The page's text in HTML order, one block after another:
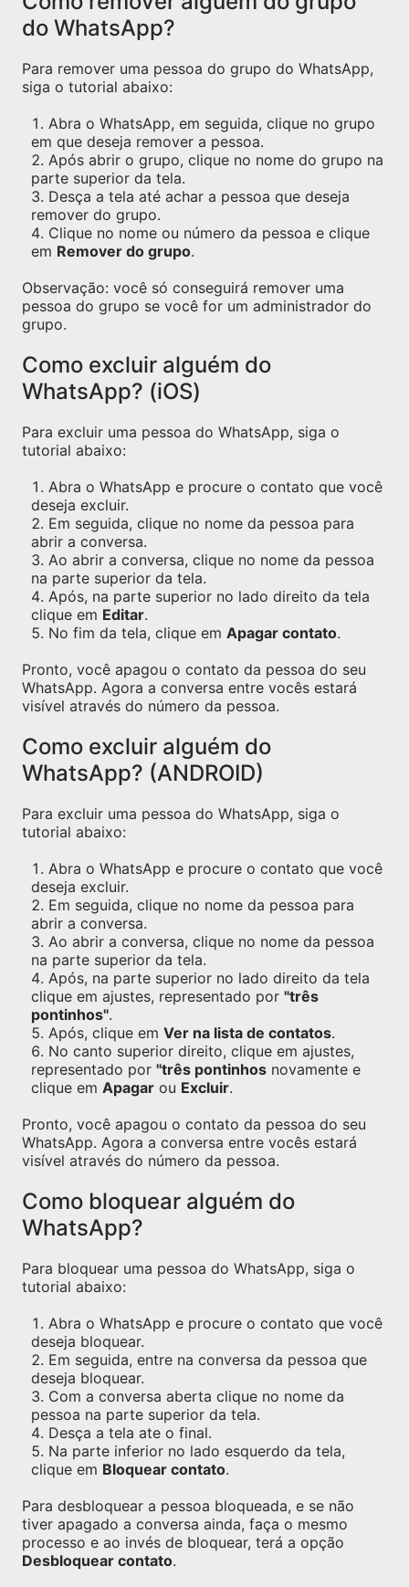
do WhatsApp?
Para remover uma pessoa do grupo do WhatsApp,
siga o tutorial abaixo:
Abra o WhatsApp, em seguida, clique no grupo
em que deseja remover a pessoa.
Após abrir o grupo, clique no nome do grupo na
parte superior da tela.
Desça a tela até achar a pessoa que deseja
remover do grupo.
Clique no nome ou número da pessoa e clique
em Remover do grupo.
Observação: você só conseguirá remover uma
pessoa do grupo se você for um administrador do
grupo.
Como excluir alguém do
WhatsApp? (iOS)
Para excluir uma pessoa do WhatsApp, siga o
tutorial abaixo:
Abra o WhatsApp e procure o contato que você
deseja excluir.
Em seguida, clique no nome da pessoa para
abrir a conversa.
Ao abrir a conversa, clique no nome da pessoa
na parte superior da tela.
Após, na parte superior no lado direito da tela
clique em Editar.
No fim da tela, clique em Apagar contato.
Pronto, você apagou o contato da pessoa do seu
WhatsApp. Agora a conversa entre vocês estará
visível através do número da pessoa.
Como excluir alguém do
WhatsApp? (ANDROID)
Para excluir uma pessoa do WhatsApp, siga o
tutorial abaixo:
Abra o WhatsApp e procure o contato que você
deseja excluir.
Em seguida, clique no nome da pessoa para
abrir a conversa.
Ao abrir a conversa, clique no nome da pessoa
na parte superior da tela.
Após, na parte superior no lado direito da tela
clique em ajustes, representado por "três
pontinhos".
Após, clique em Ver na lista de contatos.
No canto superior direito, clique em ajustes,
representado por "três pontinhos novamente e
clique em Apagar ou Excluir.
Pronto, você apagou o contato da pessoa do seu
WhatsApp. Agora a conversa entre vocês estará
visível através do número da pessoa.
Como bloquear alguém do
WhatsApp?
Para bloquear uma pessoa do WhatsApp, siga o
tutorial abaixo:
Abra o WhatsApp e procure o contato que você
deseja bloquear.
Em seguida, entre na conversa da pessoa que
deseja bloquear.
Com a conversa aberta clique no nome da
pessoa na parte superior da tela.
Desça a tela ate o final.
Na parte inferior no lado esquerdo da tela,
clique em Bloquear contato.
Para desbloquear a pessoa bloqueada, e se não
tiver apagado a conversa ainda, faça o mesmo
processo e ao invés de bloquear, terá a opção
Desbloquear contato.